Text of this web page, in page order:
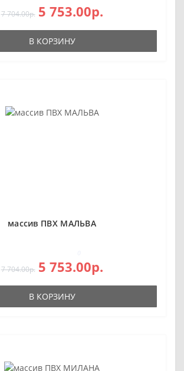
7 704.00р. 5 753.00р.
В КОРЗИНУ
массив ПВХ МАЛЬВА
7 704.00р. 5 753.00р.
В КОРЗИНУ